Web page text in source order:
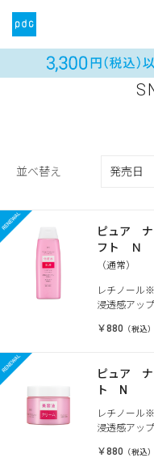
並べ替え
ピュア
フト Ｎ
（通常）
レチノール
浸透感アッ
￥880 （税込）
ピュア
ト N
レチノール
浸透感アッ
￥880 （税込）